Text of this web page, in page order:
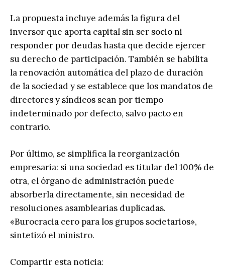
La propuesta incluye además la figura del
inversor que aporta capital sin ser socio ni
responder por deudas hasta que decide ejercer
su derecho de participación. También se habilita
la renovación automática del plazo de duración
de la sociedad y se establece que los mandatos de
directores y síndicos sean por tiempo
indeterminado por defecto, salvo pacto en
contrario.
Por último, se simplifica la reorganización
empresaria: si una sociedad es titular del 100% de
otra, el órgano de administración puede
absorberla directamente, sin necesidad de
resoluciones asamblearias duplicadas.
«Burocracia cero para los grupos societarios»,
sintetizó el ministro.
Compartir esta noticia: